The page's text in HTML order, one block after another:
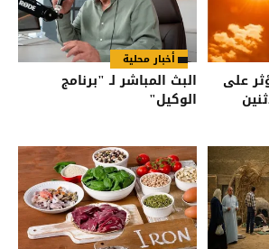
على
أخبار محلية
البث المباشر لـ "برنامج
الوكيل"